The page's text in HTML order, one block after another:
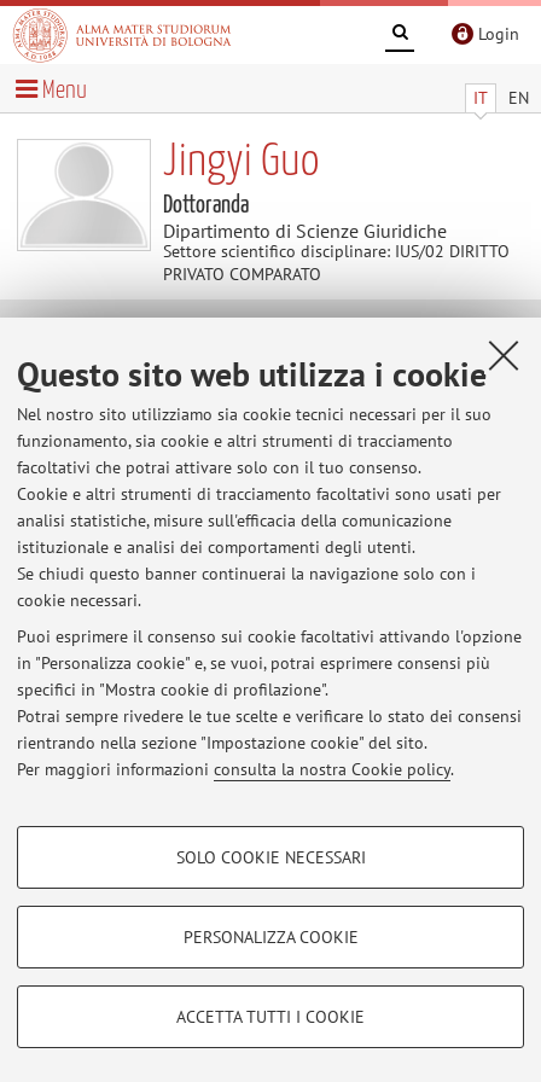
Questo sito web utilizza i cookie
Nel nostro sito utilizziamo sia cookie tecnici necessari per il suo
funzionamento, sia cookie e altri strumenti di tracciamento
facoltativi che potrai attivare solo con il tuo consenso.
Cookie e altri strumenti di tracciamento facoltativi sono usati per
analisi statistiche, misure sull'efficacia della comunicazione
istituzionale e analisi dei comportamenti degli utenti.
Se chiudi questo banner continuerai la navigazione solo con i
cookie necessari.
Puoi esprimere il consenso sui cookie facoltativi attivando l'opzione
in "Personalizza cookie" e, se vuoi, potrai esprimere consensi più
specifici in "Mostra cookie di profilazione".
Potrai sempre rivedere le tue scelte e verificare lo stato dei consensi
rientrando nella sezione "Impostazione cookie" del sito.
Per maggiori informazioni consulta la nostra Cookie policy.
COOKIE DI PROFILAZIONE - FACOLTATIVI
COOKIE TECNICI - NECESSARI
Si tratta di cookie tecnici utilizzati, a titolo esemplificativo, per il corretto
SOLO COOKIE NECESSARI
PERSONALIZZA COOKIE
ACCETTA TUTTI I COOKIE
Login
IT EN
Menu
Jingyi Guo
Dottoranda
Dipartimento di Scienze Giuridiche
Settore scientifico disciplinare: IUS/02 DIRITTO
PRIVATO COMPARATO
Contatti
E-mail: jingyi.guo2@unibo.it
Dipartimento di Scienze Giuridiche
Via Zamboni 27/29, Bologna -Vai alla mappa
Ultimi avvisi
Al momento non sono presenti avvisi.
Accedi tramiteloginper gestire tutti i contenuti del sito.
© 2026 - ALMA MATER STUDIORUM - Università di Bologna - Via
|Note legali|Impostazioni Cookie